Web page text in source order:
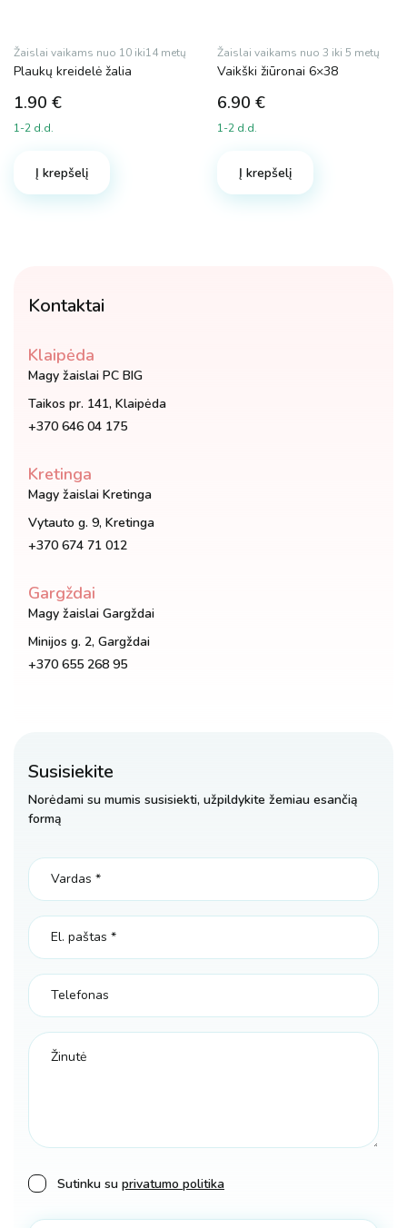
Žaislai vaikams nuo 10 iki14 metų
Plaukų kreidelė žalia
1.90 €
1-2 d.d.
Į krepšelį
Žaislai vaikams nuo 3 iki 5 metų
Vaikški žiūronai 6×38
6.90 €
1-2 d.d.
Į krepšelį
Kontaktai
Klaipėda
Magy žaislai PC BIG
Taikos pr. 141, Klaipėda
+370 646 04 175
Kretinga
Magy žaislai Kretinga
Vytauto g. 9, Kretinga
+370 674 71 012
Gargždai
Magy žaislai Gargždai
Minijos g. 2, Gargždai
+370 655 268 95
Susisiekite
Norėdami su mumis susisiekti, užpildykite žemiau esančią
formą
Sutinku su privatumo politika